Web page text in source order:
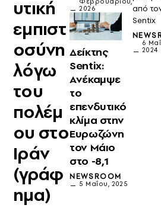
υτική
εμπιστ
οσύνη
λόγω
του
πολέμ
ου στο
Ιράν
(γράφ
ημα)
2026
Δείκτης
Sentix:
Ανέκαμψε
το
επενδυτικό
κλίμα στην
Ευρωζώνη
τον Μάιο
στο -8,1
NEWSROOM
5 Μαΐου, 2025
από
Sentix
6
2024